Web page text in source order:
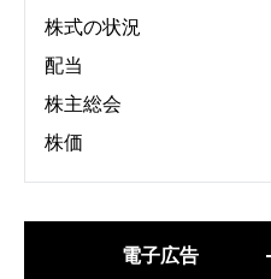
株式の状況
配当
株主総会
株価
電子広告